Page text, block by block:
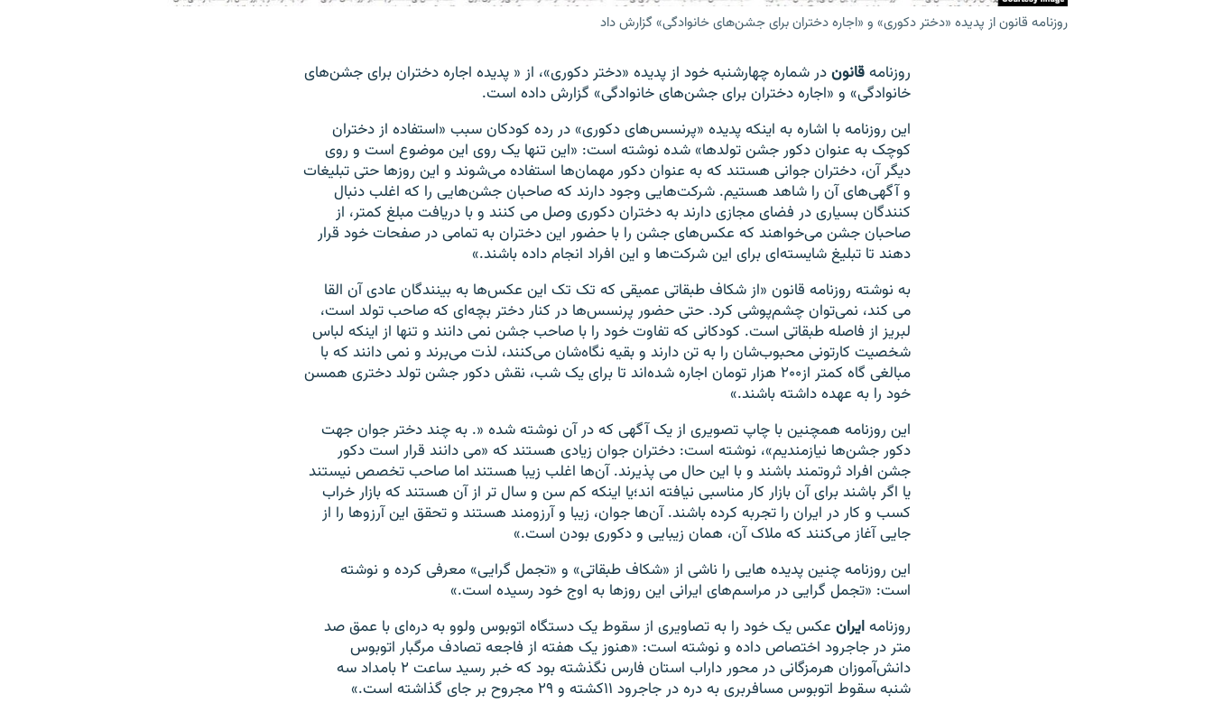
روزنامه قانون از پدیده «دختر دکوری» و «اجاره دختران برای جشن‌های خانوادگی» گزارش داد
روزنامهقانوندر شماره چهارشنبه خود از پدیده «دختر دکوری»، از « پديده اجاره دختران برای جشن‌های
خانوادگی» و «اجاره دختران برای جشن‌های خانوادگی» گزارش داده است.
این روزنامه با اشاره به اینکه پدیده «پرنسس‌های دکوری» در رده کودکان سبب «استفاده از دختران
کوچک به عنوان دکور جشن تولدها» شده نوشته است: «این تنها یک روی این موضوع است و روی
دیگر آن، دختران جوانی هستند که به عنوان دکور مهمان‌ها استفاده می‌شوند و این روزها حتی تبلیغات
و آگهی‌های آن را شاهد هستیم. شرکت‌هایی وجود دارند که صاحبان جشن‌هایی را که اغلب دنبال
کنندگان بسیاری در فضای مجازی دارند به دختران دکوری وصل می کنند و با دریافت مبلغ کمتر، از
صاحبان جشن می‌خواهند که عکس‌های جشن را با حضور این دختران به تمامی در صفحات خود قرار
دهند تا تبلیغ شایسته‌ای برای این شرکت‌ها و این افراد انجام داده باشند.»
به نوشته روزنامه قانون «از شکاف طبقاتی عمیقی که تک تک این عکس‌ها به بینندگان عادی آن القا
می کند، نمی‌توان چشم‌پوشی کرد. حتی حضور پرنسس‌ها در کنار دختر بچه‌ای که صاحب تولد است،
لبریز از فاصله طبقاتی است. کودکانی که تفاوت خود را با صاحب جشن نمی دانند و تنها از اینکه لباس
شخصیت کارتونی محبوب‌شان را به تن دارند و بقیه نگاه‌شان می‌کنند، لذت می‌برند و نمی دانند که با
مبالغی گاه کمتر از۲۰۰ هزار تومان اجاره شده‌اند تا برای یک شب، نقش دکور جشن تولد دختری همسن
خود را به عهده داشته باشند.»
این روزنامه همچنین با چاپ تصویری از یک آگهی که در آن نوشته شده «. به چند دختر جوان جهت
دکور جشن‌ها نیازمندیم»، نوشته است: دختران جوان زیادی هستند که «می دانند قرار است دکور
جشن افراد ثروتمند باشند و با این حال می پذیرند. آن‌ها اغلب زیبا هستند اما صاحب تخصص نیستند
یا اگر باشند برای آن بازار کار مناسبی نیافته اند؛یا اینکه کم سن و سال تر از آن هستند که بازار خراب
کسب و کار در ایران را تجربه کرده باشند. آن‌ها جوان، زیبا و آرزومند هستند و تحقق این آرزوها را از
جایی آغاز می‌کنند که ملاک آن، همان زیبایی و دکوری بودن است.»
این روزنامه چنین پدیده هایی را ناشی از «شکاف طبقاتی» و «تجمل گرایی» معرفی کرده و نوشته
است: «تجمل گرایی در مراسم‌های ایرانی این روزها به اوج خود رسیده است.»
روزنامهایران عکس یک خود را به تصاویری از سقوط یک دستگاه اتوبوس ولوو به دره‌ای با عمق صد
متر در جاجرود اختصاص داده و نوشته است: «هنوز یک هفته از فاجعه تصادف مرگبار اتوبوس
دانش‌آموزان هرمزگانی در محور داراب استان فارس نگذشته بود که خبر رسید ساعت ۲ بامداد سه
شنبه سقوط اتوبوس مسافربری به دره در جاجرود ۱۱کشته و ۲۹ مجروح بر جای گذاشته است.»